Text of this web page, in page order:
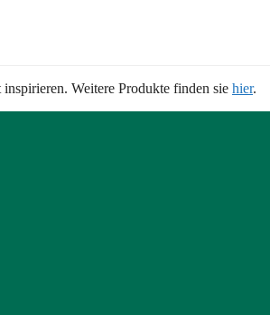
Weitere Produkte finden sie hier.